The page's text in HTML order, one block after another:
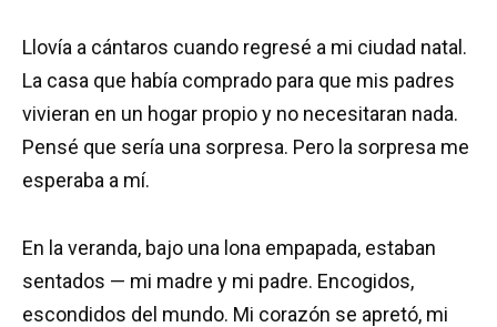
Llovía a cántaros cuando regresé a mi ciudad natal.
La casa que había comprado para que mis padres
vivieran en un hogar propio y no necesitaran nada.
Pensé que sería una sorpresa. Pero la sorpresa me
esperaba a mí.
En la veranda, bajo una lona empapada, estaban
sentados — mi madre y mi padre. Encogidos,
escondidos del mundo. Mi corazón se apretó, mi